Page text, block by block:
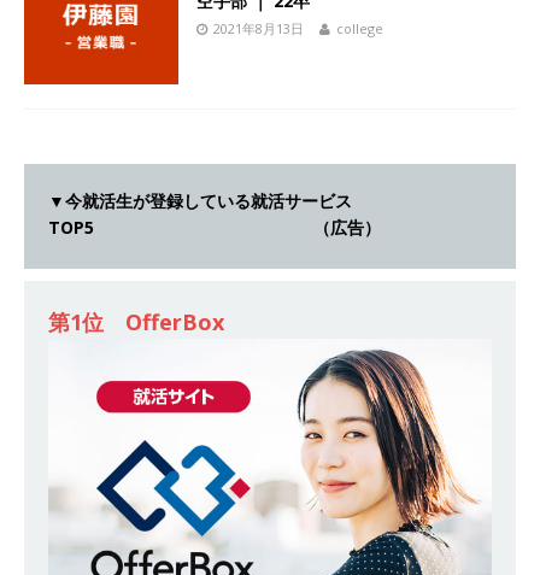
[ 2026年5月14日 ]
【 28卒 ｜ 適性検査合否免
住宅販売をリードする企業 ｜ 土地仕入れから物
件販売までを担う ｜ 平均年収809万 ｜ 年間休日
130日・土日祝完全休み ｜ スタンダード上場 ｜
明豊エンタープライズ
体育会積極採用企業
[ 2026年5月14日 ] 【 28卒 ｜ オープンカンパニ
ー｜東京勤務・転勤なし ｜ 文理不問 】 7期連続
2021年8月13日 college
▼今就活生が登録している就活サービス
TOP5 （広告）
第1位 OfferBox